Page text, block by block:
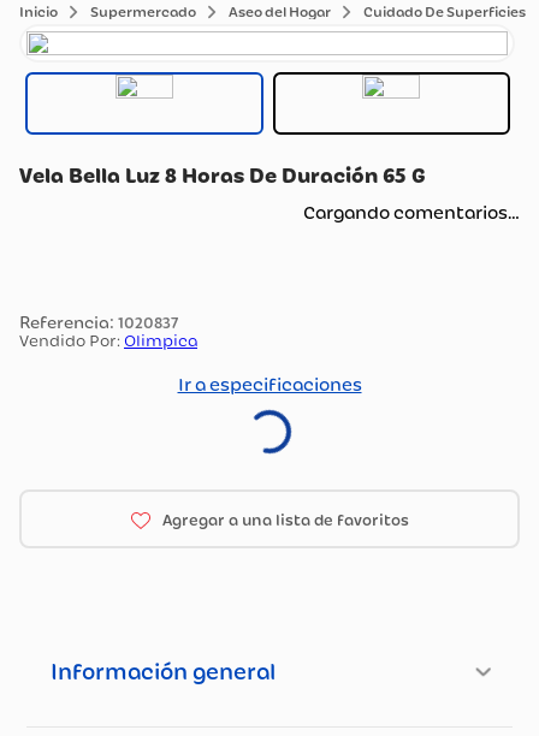
Supermercado Aseo del Hogar Cuidado De Superficies
Vela Bella Luz 8 Horas De Duración 65 G
Cargando comentarios…
: 1020837
Vendido Por: Olimpica
Ir a especificaciones
Información general